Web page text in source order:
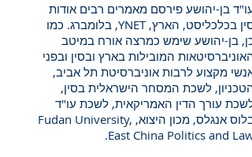
עו"ד בן-יהושע פירסם מאמרים רבים אודות
סין בכלכליסט, הארץ, YNET, בלומברג. כמו
כן, בן-יהושע שימש כמרצה אורח במיטב
האוניברסיטאות המובילות בארץ ובסין ובפני
אנשי מקצוע לרבות אוניברסיטת תל אביב,
הטכניון, לשכת המסחר הישראלית בסין,
לשכת עורך הדין האמריקאית, לשכת עו"ד
בלוס אנגלס, מכון היצוא, Fudan University,
East China Politics and Law.